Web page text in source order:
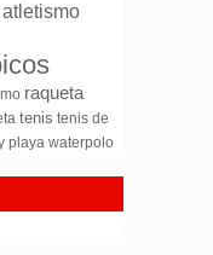
raqueta
tenis tenis de
playa waterpolo